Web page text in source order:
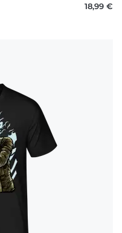
18,99 €